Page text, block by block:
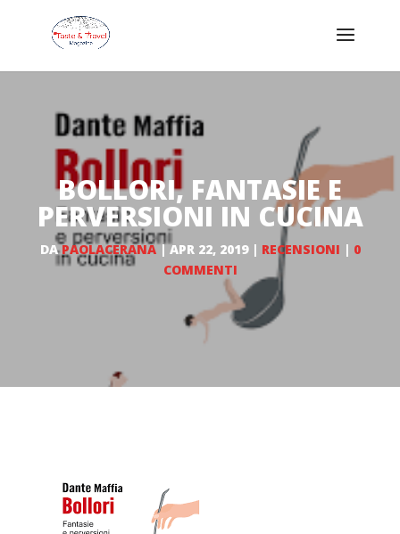
BOLLORI, FANTASIE E
PERVERSIONI IN CUCINA
DAPAOLACERANA|APR 22, 2019| RECENSIONI | 0
COMMENTI